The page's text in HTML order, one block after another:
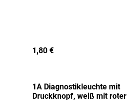
1,80 €
1A Diagnostikleuchte mit
Druckknopf, weiß mit roter